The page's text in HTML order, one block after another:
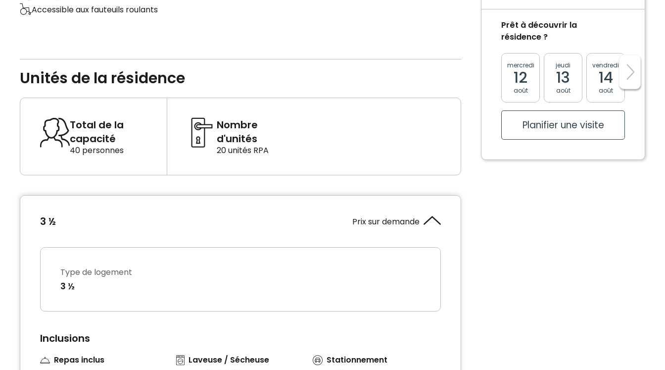
Accessible aux fauteuils roulants
Unités de la résidence
Total de la
capacité
40 personnes
Nombre
d'unités
20 unités RPA
3 ½ Prix sur demande
Type de logement
3 ½
Inclusions
Repas inclus
Laveuse / Sécheuse
Stationnement
Prêt à découvrir la
résidence ?
mercredi
12
août
jeudi
13
août
vendredi
14
août août
Planifier une visite